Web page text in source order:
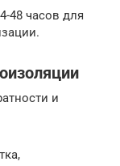
48 часов для
и